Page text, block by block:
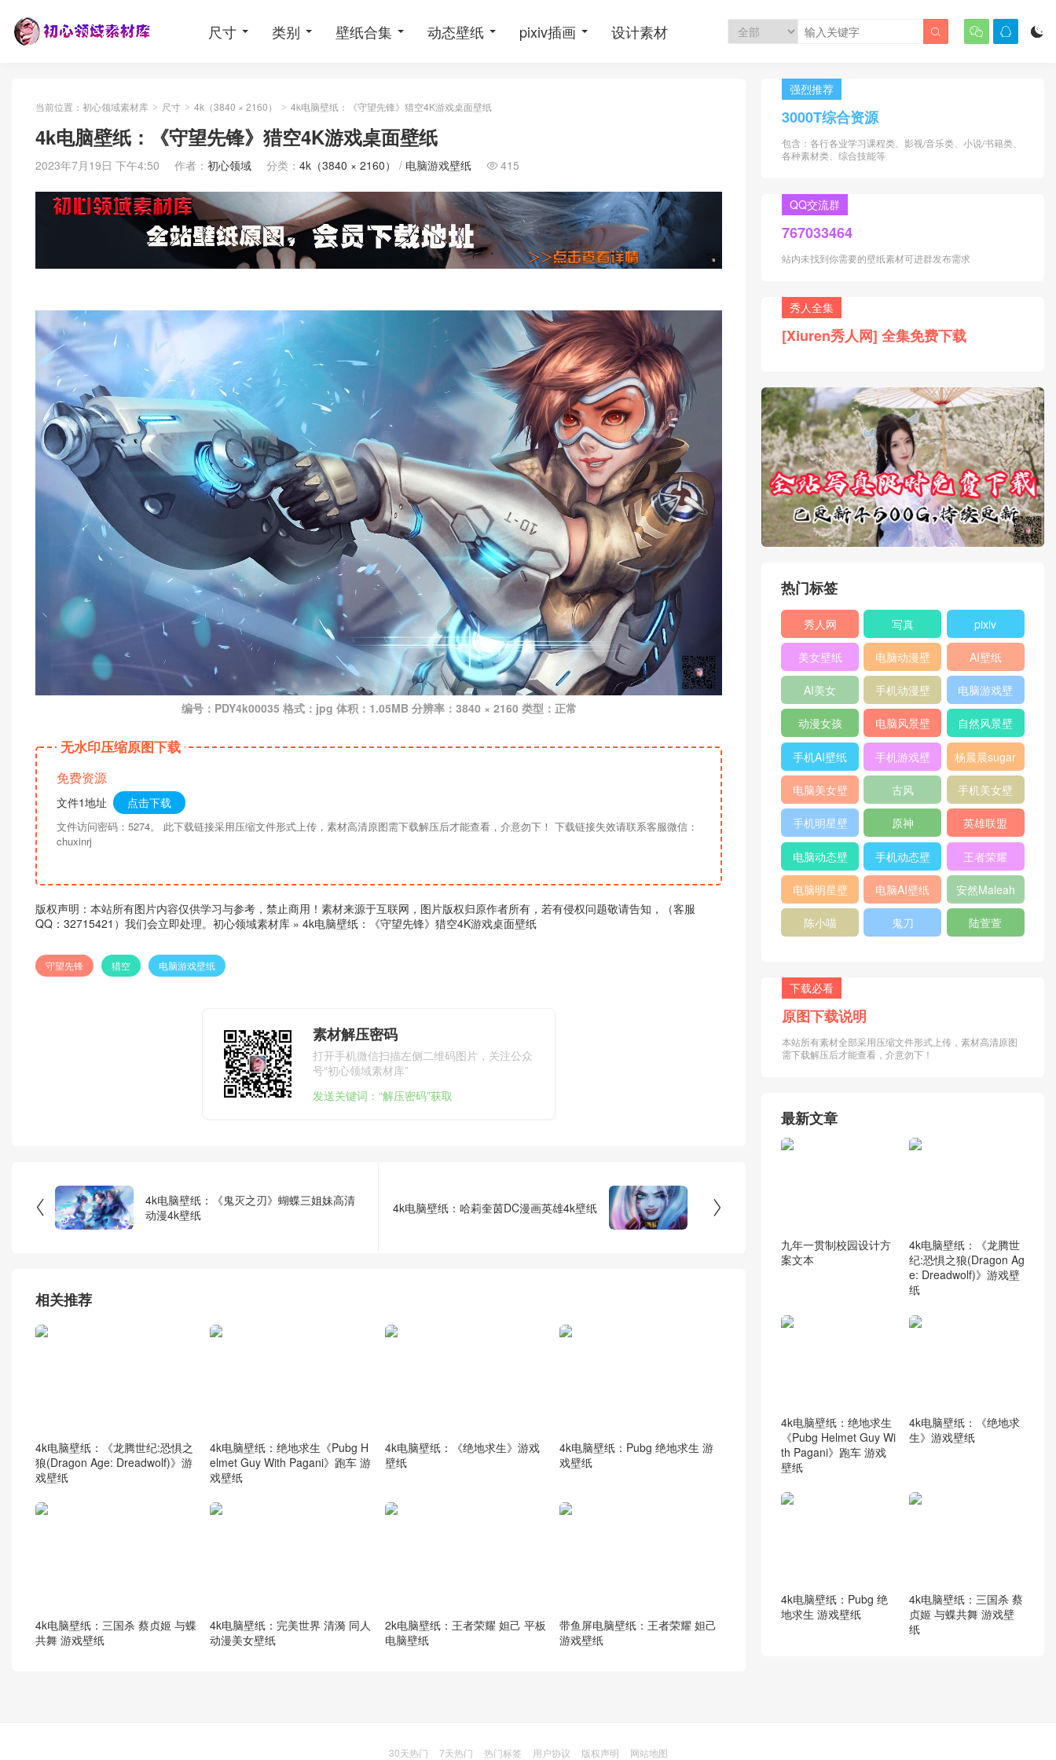
尺寸 类别 壁纸合集 动态壁纸 pixiv插画 设计素材 
 

当前位置： 初心领域素材库 > 尺寸 > 4k（3840 × 2160） > 4k电脑壁纸：《守望先锋》猎空4K游戏桌面壁纸
4k电脑壁纸：《守望先锋》猎空4K游戏桌面壁纸
2023年7月19日 下午4:50 作者： 初心领域 分类： 4k（3840 × 2160） / 电脑游戏壁纸  415
编号：PDY4k00035 格式：jpg 体积：1.05MB 分辨率：3840 × 2160 类型：正常
无水印压缩原图下载
免费资源
文件1地址 点击下载
文件访问密码：5274。 此下载链接采用压缩文件形式上传，素材高清原图需下载解压后才能查看，介意勿下！ 下载链接失效请联系客服微信：
chuxinrj
版权声明：本站所有图片内容仅供学习与参考，禁止商用！素材来源于互联网，图片版权归原作者所有，若有侵权问题敬请告知，（客服
QQ：32715421）我们会立即处理。 初心领域素材库 » 4k电脑壁纸：《守望先锋》猎空4K游戏桌面壁纸
守望先锋 猎空 电脑游戏壁纸
素材解压密码
打开手机微信扫描左侧二维码图片，关注公众
号“初心领域素材库”
发送关键词：“解压密码”获取

4k电脑壁纸：《鬼灭之刃》蝴蝶三姐妹高清
动漫4k壁纸

4k电脑壁纸：哈莉奎茵DC漫画英雄4k壁纸
相关推荐
4k电脑壁纸：《龙腾世纪:恐惧之
狼(Dragon Age: Dreadwolf)》游
戏壁纸
4k电脑壁纸：绝地求生《Pubg H
elmet Guy With Pagani》跑车 游
戏壁纸
4k电脑壁纸：《绝地求生》游戏
壁纸
4k电脑壁纸：Pubg 绝地求生 游
戏壁纸
4k电脑壁纸：三国杀 蔡贞姬 与蝶
共舞 游戏壁纸
4k电脑壁纸：完美世界 清漪 同人
动漫美女壁纸
2k电脑壁纸：王者荣耀 妲己 平板
电脑壁纸
带鱼屏电脑壁纸：王者荣耀 妲己
游戏壁纸
强烈推荐
3000T综合资源
包含：各行各业学习课程类、影视/音乐类、小说/书籍类、
各种素材类、综合技能等
QQ交流群
767033464
站内未找到你需要的壁纸素材可进群发布需求
秀人全集
[Xiuren秀人网] 全集免费下载
热门标签
秀人网
XIUREN
写真 pixiv
美女壁纸
电脑动漫壁
纸
AI壁纸
AI美女
手机动漫壁
纸
电脑游戏壁
纸
动漫女孩
电脑风景壁
纸
自然风景壁
纸
手机AI壁纸
手机游戏壁
纸
杨晨晨sugar
电脑美女壁
纸
古风
手机美女壁
纸
手机明星壁
纸
原神 英雄联盟
电脑动态壁
纸
手机动态壁
纸
王者荣耀
电脑明星壁
纸
电脑AI壁纸 安然Maleah
陈小喵 鬼刀 陆萱萱
下载必看
原图下载说明
本站所有素材全部采用压缩文件形式上传，素材高清原图
需下载解压后才能查看，介意勿下！
最新文章
九年一贯制校园设计方
案文本
4k电脑壁纸：《龙腾世
纪:恐惧之狼(Dragon Ag
e: Dreadwolf)》游戏壁
纸
4k电脑壁纸：绝地求生
《Pubg Helmet Guy Wi
th Pagani》跑车 游戏
壁纸
4k电脑壁纸：《绝地求
生》游戏壁纸
4k电脑壁纸：Pubg 绝
地求生 游戏壁纸
4k电脑壁纸：三国杀 蔡
贞姬 与蝶共舞 游戏壁
纸
30天热门 7天热门 热门标签 用户协议 版权声明 网站地图